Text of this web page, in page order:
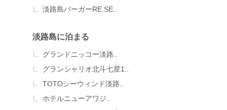
淡路島バーガーRE.SE..
淡路島に泊まる
グランドニッコー淡路..
グランシャリオ北斗七星1..
TOTOシーウィンド淡路..
ホテルニューアワジ..